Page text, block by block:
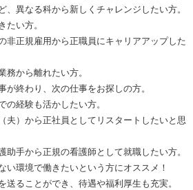
、異なる科から新しくチャレンジしたい方。
たい方。
非正規雇用から正職員にキャリアアップした
務から離れたい方。
が終わり、次の仕事をお探しの方。
の経験も活かしたい方。
夫）から正社員としてリスタートしたいと思
助手から正規の看護師として就職したい方。
い環境で働きたいという方にオススメ！
送ることができ、待遇や福利厚生も充実。